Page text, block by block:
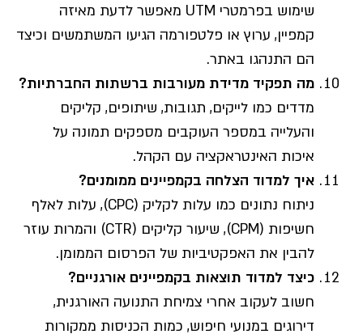
שימוש בפרמטרי UTM מאפשר לדעת מאיזה
קמפיין, ערוץ או פלטפורמה הגיעו המשתמשים וכיצד
הם התנהגו באתר.
מה תפקיד מדידת מעורבות ברשתות החברתיות?
מדדים כמו לייקים, תגובות, שיתופים, קליקים
והעלייה במספר העוקבים מספקים תמונה על
איכות האינטראקציה עם הקהל.
איך למדוד הצלחה בקמפיינים ממומנים?
ניתוח נתונים כמו עלות לקליק (CPC), עלות לאלף
חשיפות (CPM), שיעור קליקים (CTR) והמרות עוזר
להבין את האפקטיביות של הפרסום הממומן.
כיצד למדוד תוצאות בקמפיינים אורגניים?
חשוב לעקוב אחרי צמיחת התנועה האורגנית,
דירוגים במנועי חיפוש, כמות הכניסות ממקורות